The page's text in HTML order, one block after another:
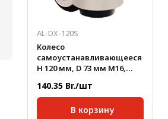
AL-DX-120S
Колесо
самоустанавливающееся
H 120 мм, D 73 мм М16,
140.35 Br./шт
В корзину